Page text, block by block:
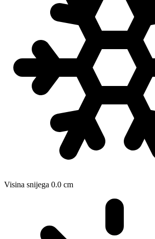
Visina snijega 0.0 cm